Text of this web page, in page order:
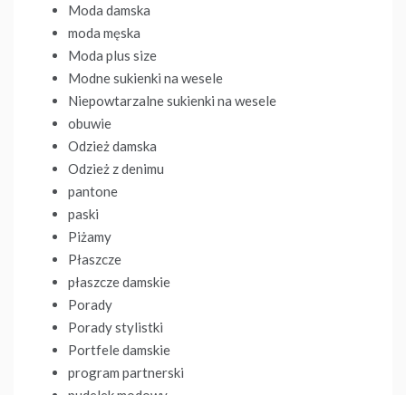
Moda damska
moda męska
Moda plus size
Modne sukienki na wesele
Niepowtarzalne sukienki na wesele
obuwie
Odzież damska
Odzież z denimu
pantone
paski
Piżamy
Płaszcze
płaszcze damskie
Porady
Porady stylistki
Portfele damskie
program partnerski